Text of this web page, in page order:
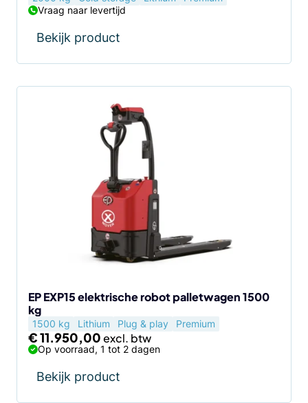
Vraag naar levertijd
Bekijk product
EP EXP15 elektrische robot palletwagen 1500
kg
1500 kg Lithium Plug & play Premium
€11.950,00
Op voorraad, 1 tot 2 dagen
Bekijk product